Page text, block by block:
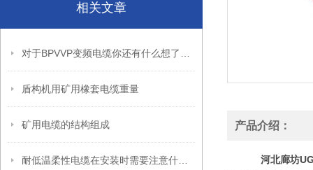
相关文章
盾构机用矿用橡套电缆重量
矿用电缆的结构组成 产品介绍：
河北廊坊